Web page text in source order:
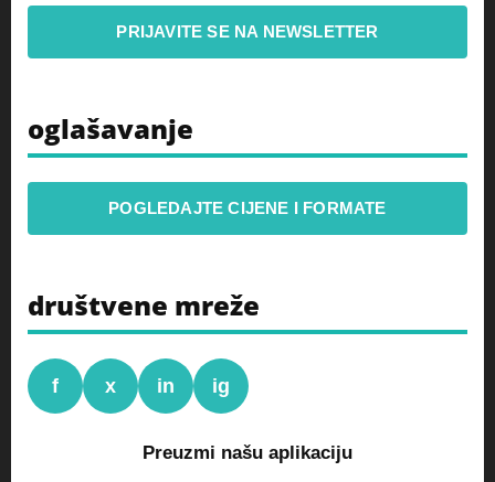
PRIJAVITE SE NA NEWSLETTER
oglašavanje
POGLEDAJTE CIJENE I FORMATE
društvene mreže
f x in ig
Preuzmi našu aplikaciju